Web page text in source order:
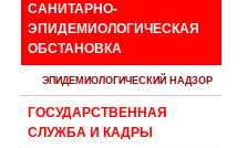
САНИТАРНО-
ЭПИДЕМИОЛОГИЧЕСКАЯ
ОБСТАНОВКА
ЭПИДЕМИОЛОГИЧЕСКИЙ НАДЗОР
ГОСУДАРСТВЕННАЯ
СЛУЖБА И КАДРЫ